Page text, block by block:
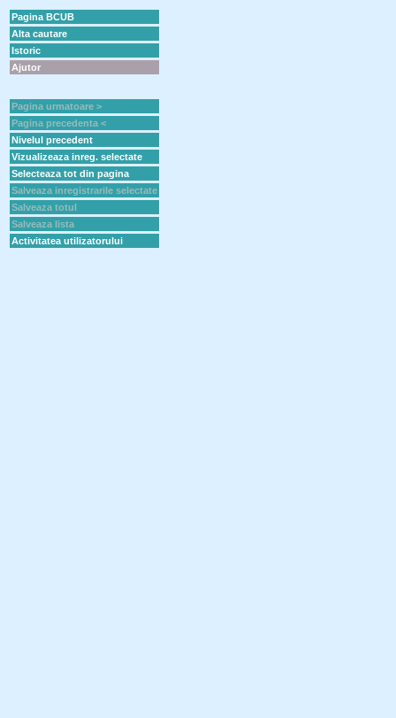
Pagina BCUB
Alta cautare
Istoric
Ajutor
Pagina urmatoare >
Pagina precedenta <
Nivelul precedent
Vizualizeaza inreg. selectate
Selecteaza tot din pagina
Salveaza inregistrarile selectate
Salveaza totul
Salveaza lista
Activitatea utilizatorului